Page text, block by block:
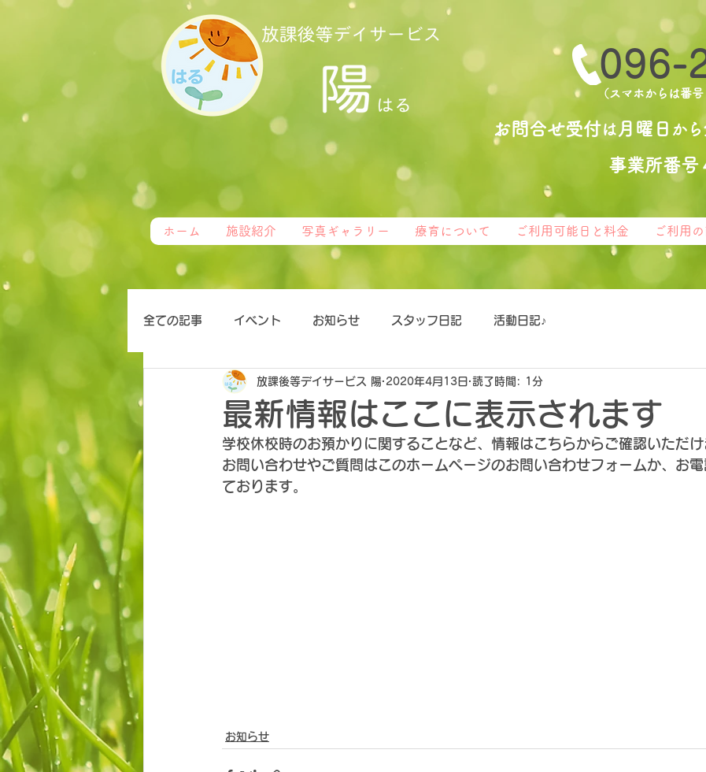
096-
（スマホからは番
お問合せ受付は 月曜日 から
事業所番号
ホーム 施設紹介 写真ギャラリー 療育について ご利用可能日と料金 ご利用
全ての記事 イベント お知らせ スタッフ日記 活動日記♪
最新情報はここに表示されます
放課後等デイサービス 陽 2020年4月13日 読了時間: 1分
学校休校時のお預かりに関することなど、情報はこちらからご確認いただけ
お問い合わせやご質問はこのホームページのお問い合わせフォームか、お
ております。
お知らせ